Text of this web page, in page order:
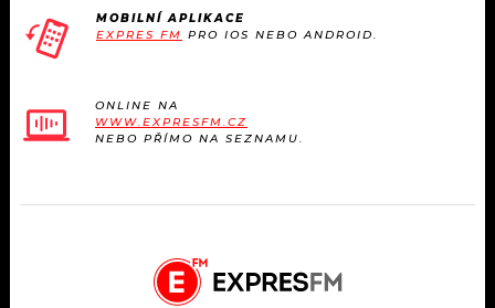
MOBILNÍ APLIKACE
EXPRES FM PRO IOS NEBO ANDROID.
ONLINE NA
WWW.EXPRESFM.CZ
NEBO PŘÍMO NA SEZNAMU.